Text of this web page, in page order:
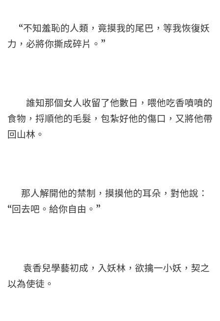
“不知羞恥的人類，竟摸我的尾巴，等我恢復妖
力，必將你撕成碎片。”
誰知那個女人收留了他數日，喂他吃香噴噴的
食物，捋順他的毛髮，包紮好他的傷口，又將他帶
回山林。
那人解開他的禁制，摸摸他的耳朵，對他說：
“回去吧。給你自由。”
袁香兒學藝初成，入妖林，欲擒一小妖，契之
以為使徒。